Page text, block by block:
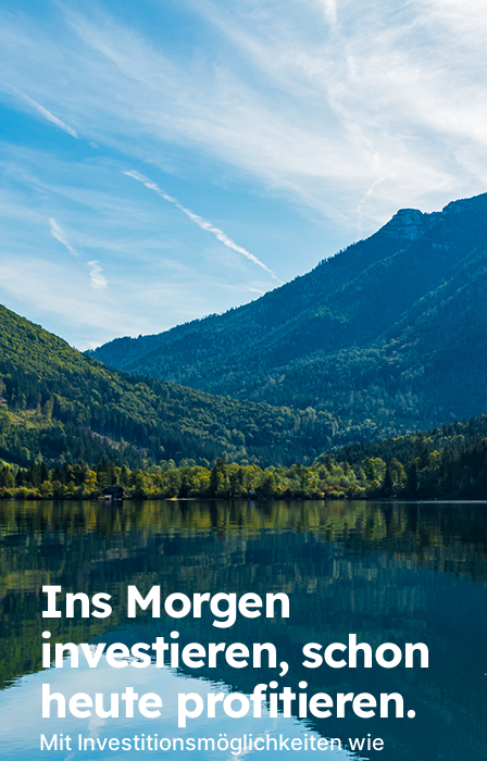
Ins Morgen
investieren, schon
heute profitieren.
Mit Investitionsmöglichkeiten wie